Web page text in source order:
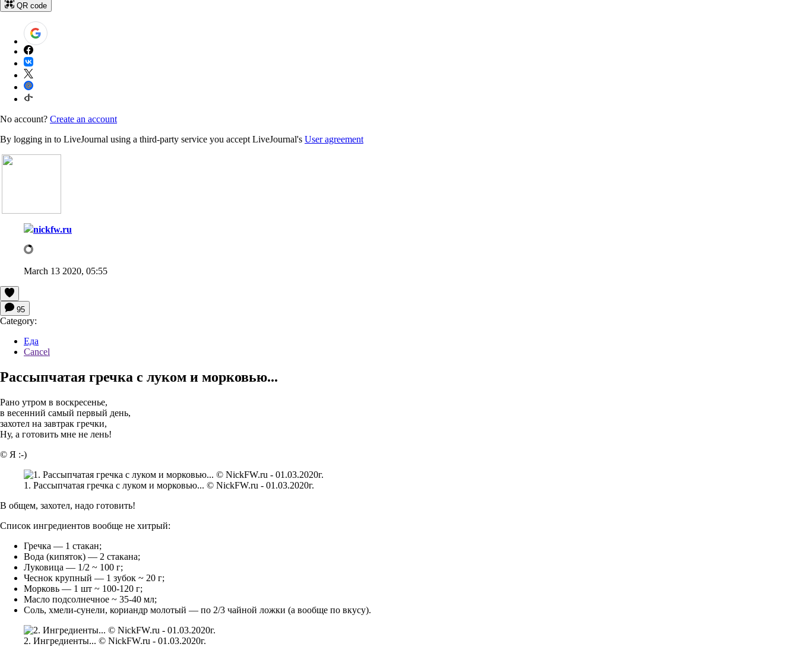
QR code
No account? Create an account
By logging in to LiveJournal using a third-party service you accept LiveJournal's User agreement
nickfw.ru
March 13 2020, 05:55
95
Category:
Еда
Cancel
Рассыпчатая гречка с луком и морковью...
Рано утром в воскресенье,
в весенний самый первый день,
захотел на завтрак гречки,
Ну, а готовить мне не лень!
© Я :-)
1. Рассыпчатая гречка с луком и морковью... © NickFW.ru - 01.03.2020г.
В общем, захотел, надо готовить!
Список ингредиентов вообще не хитрый:
Гречка — 1 стакан;
Вода (кипяток) — 2 стакана;
Луковица — 1/2 ~ 100 г;
Чеснок крупный — 1 зубок ~ 20 г;
Морковь — 1 шт ~ 100-120 г;
Масло подсолнечное ~ 35-40 мл;
Соль, хмели-сунели, кориандр молотый — по 2/3 чайной ложки (а вообще по вкусу).
2. Ингредиенты... © NickFW.ru - 01.03.2020г.